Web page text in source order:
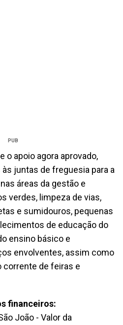
PUB
o apoio agora aprovado,
juntas de freguesia para a
áreas da gestão e
verdes, limpeza de vias,
e sumidouros, pequenas
de educação do
ensino básico e
envolventes, assim como
corrente de feiras e
financeiros:
João - Valor da